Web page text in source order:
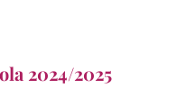
2024/2025